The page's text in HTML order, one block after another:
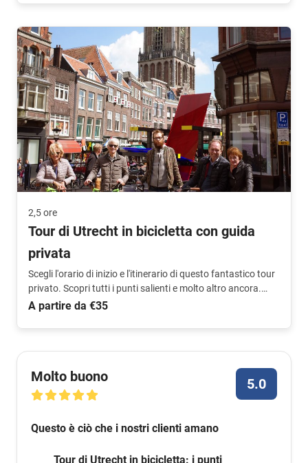
2,5 ore
Tour di Utrecht in bicicletta con guida
privata
Scegli l'orario di inizio e l'itinerario di questo fantastico tour
privato. Scopri tutti i punti salienti e molto altro ancora.
Escursione personalizzata.
A partire da €35
Molto buono 5.0
Questo è ciò che i nostri clienti amano
Tour di Utrecht in bicicletta: i punti